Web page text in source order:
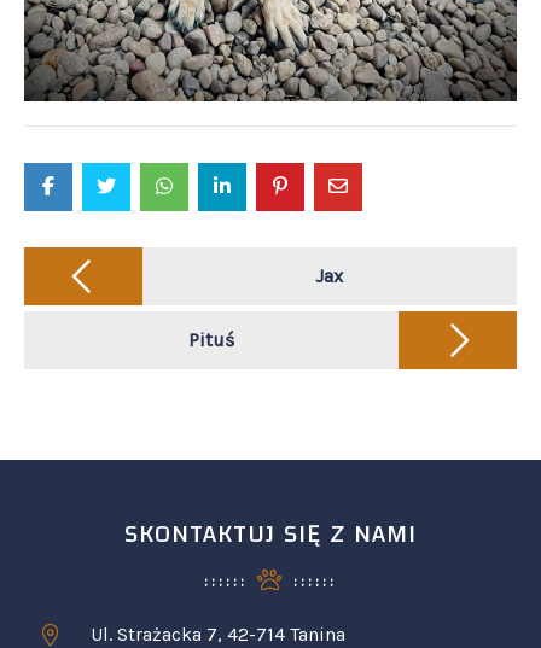
Post
navigation Jax
Pituś
SKONTAKTUJ SIĘ Z NAMI
Ul. Strażacka 7, 42-714 Tanina